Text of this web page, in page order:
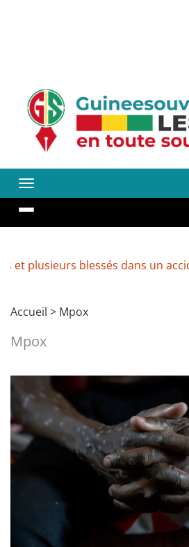
blessés dans un accident
Accueil > Mpox
Mpox